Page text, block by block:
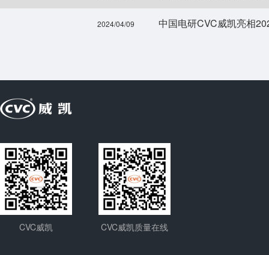
2024/04/09 中国电研CVC威凯亮相
CVC威凯 CVC威凯质量在线